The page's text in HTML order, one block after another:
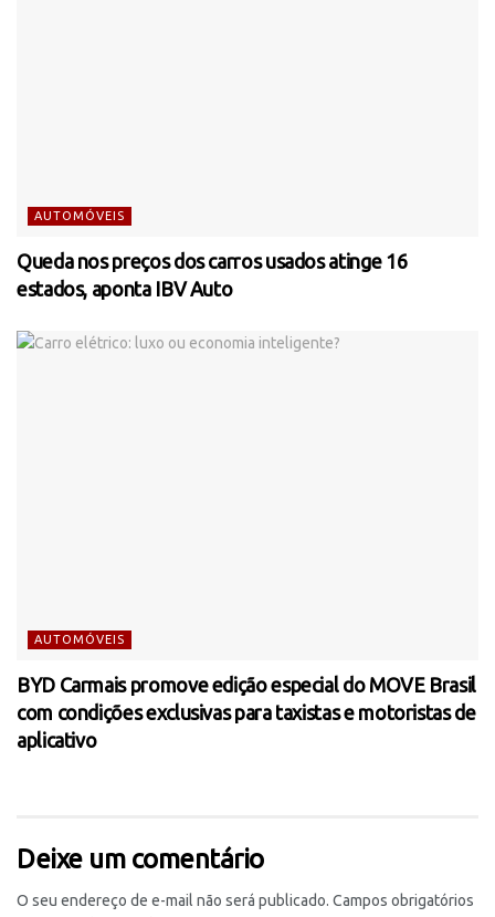
AUTOMÓVEIS
Queda nos preços dos carros usados atinge 16
estados, aponta IBV Auto
AUTOMÓVEIS
BYD Carmais promove edição especial do MOVE Brasil
com condições exclusivas para taxistas e motoristas de
aplicativo
Deixe um comentário
O seu endereço de e-mail não será publicado. Campos obrigatórios